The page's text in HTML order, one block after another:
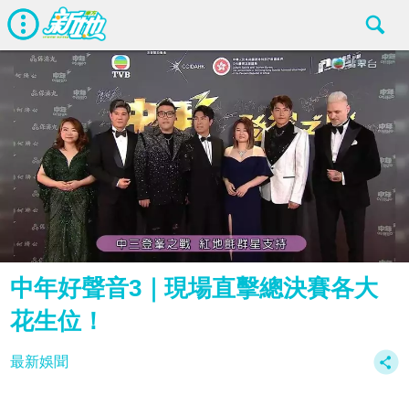
中年好聲音3｜現場直擊總決賽各大
花生位！
最新娛聞